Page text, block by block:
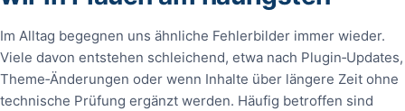
Im Alltag begegnen uns ähnliche Fehlerbilder immer wieder.
Viele davon entstehen schleichend, etwa nach Plugin‑Updates,
Theme‑Änderungen oder wenn Inhalte über längere Zeit ohne
technische Prüfung ergänzt werden. Häufig betroffen sind